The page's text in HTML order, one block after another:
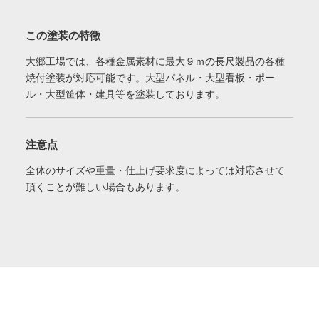
この塗装の特徴
大郷工場では、各種金属素材に最大９ｍの長尺製品の各種
焼付塗装が対応可能です。大型パネル・大型看板・ポー
ル・大型筐体・建具等を塗装しております。
注意点
全体のサイズや重量・仕上げ要求度によっては対応させて
頂くことが難しい場合もあります。